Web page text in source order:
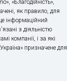
«Благодійність»,
як правило, для
інформаційний
з діяльністю
компанії, і за які
призначене для